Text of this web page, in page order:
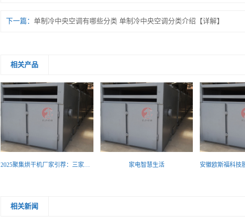
下一篇： 单制冷中央空调有哪些分类 单制冷中央空调分类介绍【详解】
相关产品
2025聚集烘干机厂家引荐：三家统筹工艺与适配性的实力厂家引荐 家电智慧生活
相关新闻